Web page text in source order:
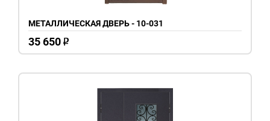
МЕТАЛЛИЧЕСКАЯ ДВЕРЬ - 10-031
35 650 o